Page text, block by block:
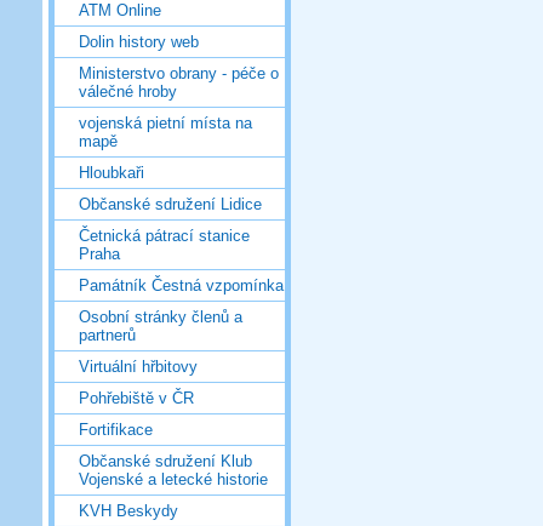
ATM Online
Dolin history web
Ministerstvo obrany - péče o
válečné hroby
vojenská pietní místa na
mapě
Hloubkaři
Občanské sdružení Lidice
Četnická pátrací stanice
Praha
Památník Čestná vzpomínka
Osobní stránky členů a
partnerů
Virtuální hřbitovy
Pohřebiště v ČR
Fortifikace
Občanské sdružení Klub
Vojenské a letecké historie
KVH Beskydy